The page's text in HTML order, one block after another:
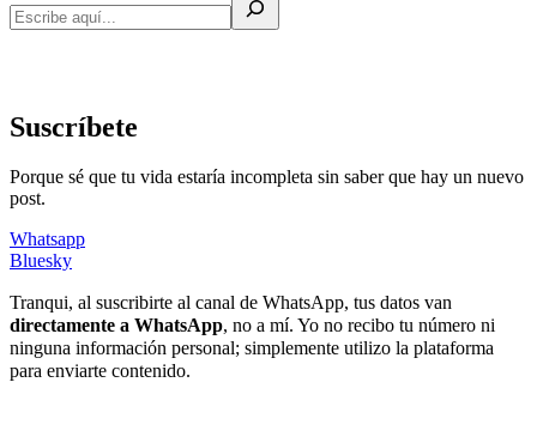
Suscríbete
Porque sé que tu vida estaría incompleta sin saber que hay un nuevo
post.
Whatsapp
Bluesky
Tranqui, al suscribirte al canal de WhatsApp, tus datos van
directamente a WhatsApp, no a mí. Yo no recibo tu número ni
ninguna información personal; simplemente utilizo la plataforma
para enviarte contenido.